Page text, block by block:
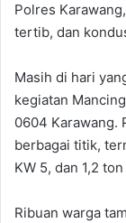
Polres
tertib, dan
‎Masih di hari
kegiatan
0604 Karawang.
berbagai titik,
KW 5, dan 1,2
‎Ribuan warga